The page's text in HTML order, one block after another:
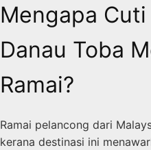
Mengapa
Danau Toba
Ramai?
Ramai pelancong dari
kerana destinasi ini